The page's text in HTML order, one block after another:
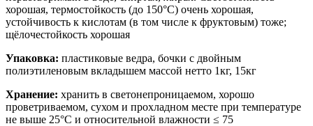
хорошая, термостойкость (до 150°С) очень хорошая,
устойчивость к кислотам (в том числе к фруктовым) тоже;
щёлочестойкость хорошая
Упаковка: пластиковые ведра, бочки с двойным
полиэтиленовым вкладышем массой нетто 1кг, 15кг
Хранение: хранить в светонепроницаемом, хорошо
проветриваемом, сухом и прохладном месте при температуре
не выше 25°С и относительной влажности ≤ 75